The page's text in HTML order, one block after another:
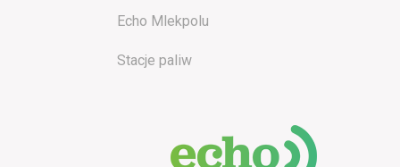
Echo Mlekpolu
Stacje paliw